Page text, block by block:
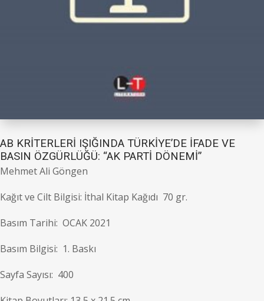
AB KRİTERLERİ IŞIĞINDA TÜRKİYE’DE İFADE VE
BASIN ÖZGÜRLÜĞÜ: “AK PARTİ DÖNEMİ”
Mehmet Ali Göngen
Kağıt ve Cilt Bilgisi: İthal Kitap Kağıdı 70 gr.
Basım Tarihi: OCAK 2021
Basım Bilgisi: 1. Baskı
Sayfa Sayısı: 400